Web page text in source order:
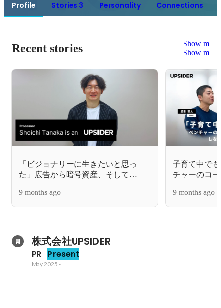
Profile Stories 3 Personality Connections
Recent stories
Show more
Show more
「ビジョナリーに生きたいと思っ
た」広告から暗号資産、そして
9 months ago
子育て中で
チャーのコ
9 months ago
株式会社UPSIDER
PR Present
May 2025 -